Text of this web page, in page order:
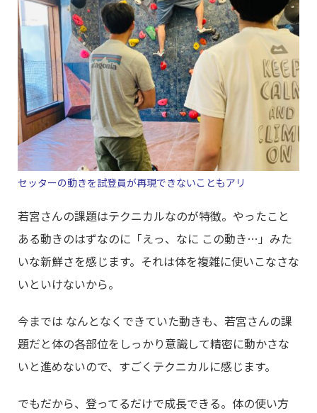
セッターの動きを試登員が再現できないこともアリ
若宮さんの課題はテクニカルなのが特徴。やったこと
ある動きのはずなのに「えっ、なに この動き…」みた
いな新鮮さを感じます。それは体を複雑に使いこなさな
いといけないから。
今までは なんとなくできていた動きも、若宮さんの課
題だと体の各部位をしっかり意識して精密に動かさな
いと進めないので、すごくテクニカルに感じます。
でもだから、登ってるだけで成長できる。体の使い方